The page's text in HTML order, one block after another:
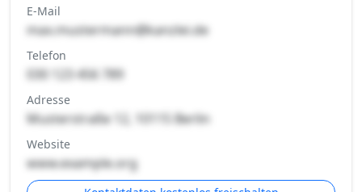
E-Mail
max.mustermann@kanzlei.de
Telefon
030 123 456 789
Adresse
Musterstraße 12, 10115 Berlin
Website
www.example.org